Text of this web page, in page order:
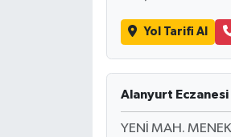
Yol Tarifi Al
Alanyurt Eczanesi
YENİ MAH.